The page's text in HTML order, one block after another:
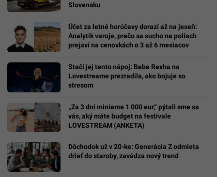
Slovensku
Účet za letné horúčavy dorazí až na jeseň:
Analytik varuje, prečo sa sucho na poliach
prejaví na cenovkách o 3 až 6 mesiacov
Stačí jej tento nápoj: Bebe Rexha na
Lovestreame prezradila, ako bojuje so
stresom
„Za 3 dni minieme 1 000 eur,“ pýtali sme sa
vás, aký máte budget na festivale
LOVESTREAM (ANKETA)
Dôchodok už v 20-ke: Generácia Z odmieta
drieť do staroby, zavádza nový trend